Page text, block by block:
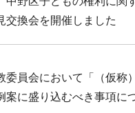
交換会を開催しました
委員会において「（仮称
案に盛り込むべき事項に